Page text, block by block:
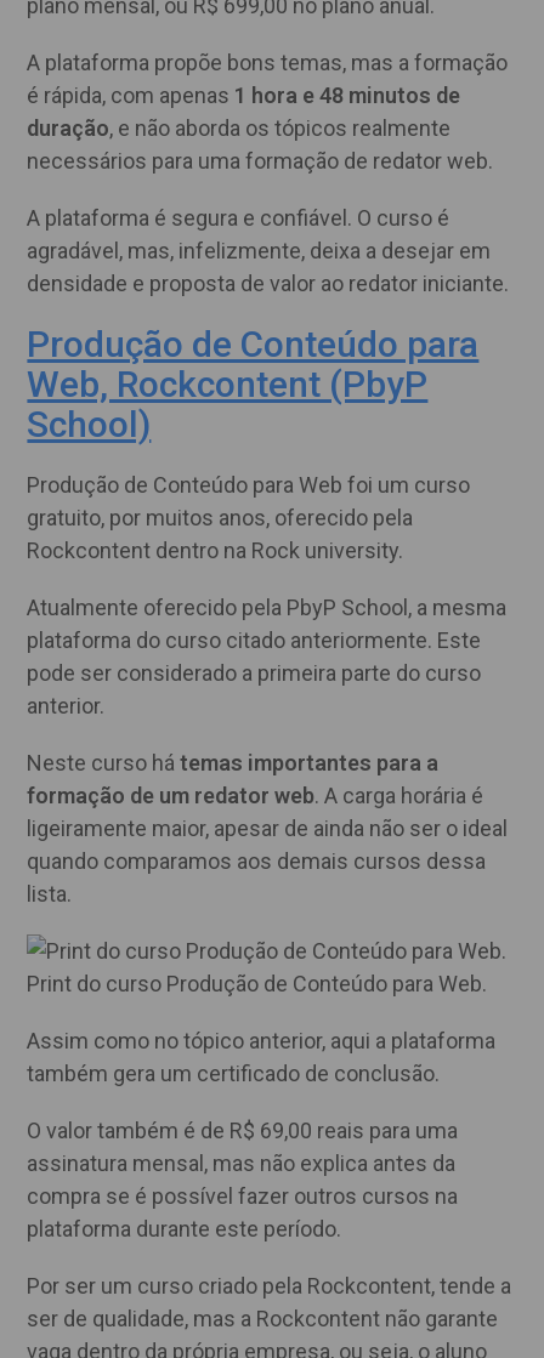
plano mensal, ou R$ 699,00 no plano anual.
A plataforma propõe bons temas, mas a formação
é rápida, com apenas 1 hora e 48 minutos de
duração, e não aborda os tópicos realmente
necessários para uma formação de redator web.
A plataforma é segura e confiável. O curso é
agradável, mas, infelizmente, deixa a desejar em
densidade e proposta de valor ao redator iniciante.
Produção de Conteúdo para
Web, Rockcontent (PbyP
School)
Produção de Conteúdo para Web foi um curso
gratuito, por muitos anos, oferecido pela
Rockcontent dentro na Rock university.
Atualmente oferecido pela PbyP School, a mesma
plataforma do curso citado anteriormente. Este
pode ser considerado a primeira parte do curso
anterior.
Neste curso hátemas importantes para a
formação de um redator web. A carga horária é
ligeiramente maior, apesar de ainda não ser o ideal
quando comparamos aos demais cursos dessa
lista.
Print do curso Produção de Conteúdo para Web.
Assim como no tópico anterior, aqui a plataforma
também gera um certificado de conclusão.
O valor também é de R$ 69,00 reais para uma
assinatura mensal, mas não explica antes da
compra se é possível fazer outros cursos na
plataforma durante este período.
Por ser um curso criado pela Rockcontent, tende a
ser de qualidade, mas a Rockcontent não garante
vaga dentro da própria empresa, ou seja, o aluno